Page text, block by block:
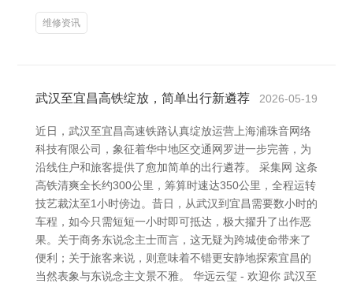
维修资讯
武汉至宜昌高铁绽放，简单出行新遴荐 2026-05-19
近日，武汉至宜昌高速铁路认真绽放运营上海浦珠音网络
科技有限公司，象征着华中地区交通网罗进一步完善，为
沿线住户和旅客提供了愈加简单的出行遴荐。 采集网 这条
高铁清爽全长约300公里，筹算时速达350公里，全程运转
技艺裁汰至1小时傍边。昔日，从武汉到宜昌需要数小时的
车程，如今只需短短一小时即可抵达，极大擢升了出作恶
果。关于商务东说念主士而言，这无疑为跨城使命带来了
便利；关于旅客来说，则意味着不错更安静地探索宜昌的
当然表象与东说念主文景不雅。 华远云玺 - 欢迎你 武汉至